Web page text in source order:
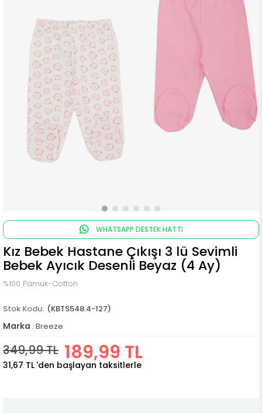
WHATSAPP DESTEK HATTI
Kız Bebek Hastane Çıkışı 3 lü Sevimli
Bebek Ayıcık Desenli Beyaz (4 Ay)
%100 Pamuk-Cotton
(KBTS548.4-127)
Marka : Breeze
349,99 TL 189,99 TL
31,67 TL 'den başlayan taksitlerle